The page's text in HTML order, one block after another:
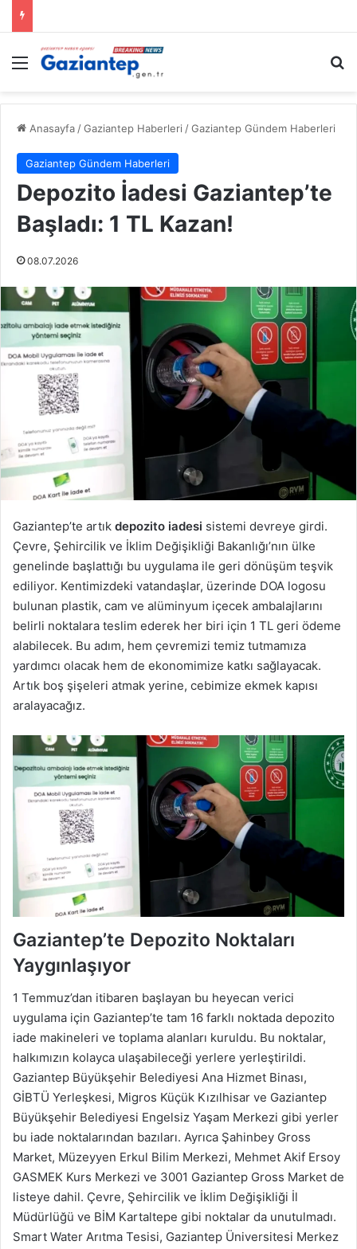
Menü
Anasayfa /Gaziantep Haberleri /Gaziantep Gündem Haberleri
Gaziantep Gündem Haberleri
Depozito İadesi Gaziantep’te
Başladı: 1 TL Kazan!
08.07.2026
Gaziantep’te artık depozito iadesi sistemi devreye girdi.
Çevre, Şehircilik ve İklim Değişikliği Bakanlığı’nın ülke
genelinde başlattığı bu uygulama ile geri dönüşüm teşvik
ediliyor. Kentimizdeki vatandaşlar, üzerinde DOA logosu
bulunan plastik, cam ve alüminyum içecek ambalajlarını
belirli noktalara teslim ederek her biri için 1 TL geri ödeme
alabilecek. Bu adım, hem çevremizi temiz tutmamıza
yardımcı olacak hem de ekonomimize katkı sağlayacak.
Artık boş şişeleri atmak yerine, cebimize ekmek kapısı
aralayacağız.
Gaziantep’te Depozito Noktaları
Yaygınlaşıyor
1 Temmuz’dan itibaren başlayan bu heyecan verici
uygulama için Gaziantep’te tam 16 farklı noktada depozito
iade makineleri ve toplama alanları kuruldu. Bu noktalar,
halkımızın kolayca ulaşabileceği yerlere yerleştirildi.
Gaziantep Büyükşehir Belediyesi Ana Hizmet Binası,
GİBTÜ Yerleşkesi, Migros Küçük Kızılhisar ve Gaziantep
Büyükşehir Belediyesi Engelsiz Yaşam Merkezi gibi yerler
bu iade noktalarından bazıları. Ayrıca Şahinbey Gross
Market, Müzeyyen Erkul Bilim Merkezi, Mehmet Akif Ersoy
GASMEK Kurs Merkezi ve 3001 Gaziantep Gross Market de
listeye dahil. Çevre, Şehircilik ve İklim Değişikliği İl
Müdürlüğü ve BİM Kartaltepe gibi noktalar da unutulmadı.
Smart Water Arıtma Tesisi, Gaziantep Üniversitesi Merkez